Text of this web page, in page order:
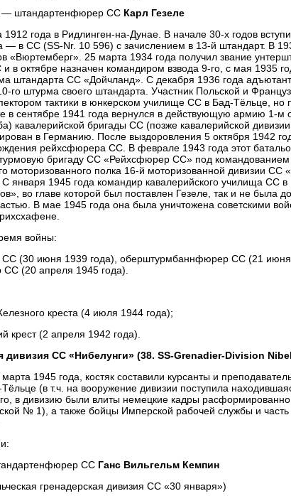
— штандартенфюрер СС Карл Гезеле
1912 года в Ридлинген-на-Дунае. В начале 30-х годов
— в СС (SS-Nr. 10 596) с зачислением в 13-й штандарт. В
«Вюртемберг». 25 марта 1934 года получил звание
в октябре назначен командиром взвода 9-го, с мая 1935
штандарта СС «Дойчланд». С декабря 1936 года
го штурма своего штандарта. Участник Польской и
тактики в юнкерском училище СС в Бад-Тёльце, но
в сентябре 1941 года вернулся в действующую армию 1-
кавалерийской бригады СС (позже кавалерийской
в Германию. После выздоровления 5 октября 1942
рейхсфюрера СС. В феврале 1943 года этот
бригаду СС «Рейхсфюpep СС» под командованием
моторизованного полка 16-й моторизованной дивизии
января 1945 года командир кавалерийского училища СС в
во главе которой был поставлен Гезеле, так и не была
В мае 1945 года она была уничтожена советскими
войны:
(30 июня 1939 года), оберштурмбаннфюрер СС (21 июня
(20 апреля 1945 года).
креста (4 июля 1944 года);
крест (2 апреля 1942 года).
дивизия СС «Нибелунги» (38. SS-Grenadier-Division
1945 года, костяк составили курсанты и
(в т.ч. на вооружение дивизии поступила
в дивизию были влиты немецкие кадры
№ 1), а также бойцы Имперской рабочей службы и часть
СС Ганс Вильгельм Кемпин
гренадерская дивизия СС «30 января»)